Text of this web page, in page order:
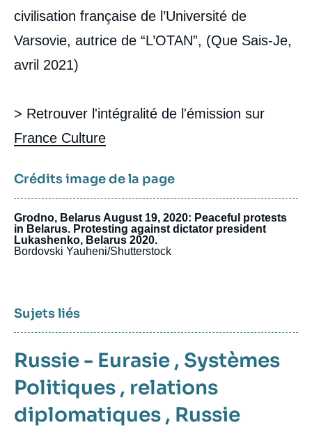
civilisation française de l’Université de
Varsovie, autrice de “L’OTAN”, (Que Sais-Je,
avril 2021)
> Retrouver l'intégralité de l'émission sur
France Culture
Crédits image de la page
Grodno, Belarus August 19, 2020: Peaceful protests
in Belarus. Protesting against dictator president
Lukashenko, Belarus 2020.
Bordovski Yauheni/Shutterstock
Sujets liés
Russie - Eurasie , Systèmes
Politiques , relations
diplomatiques , Russie